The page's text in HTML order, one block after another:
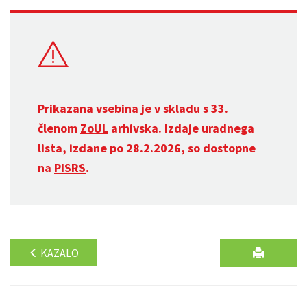
Prikazana vsebina je v skladu s 33.
členom ZoUL arhivska. Izdaje uradnega
lista, izdane po 28.2.2026, so dostopne
na PISRS.
KAZALO